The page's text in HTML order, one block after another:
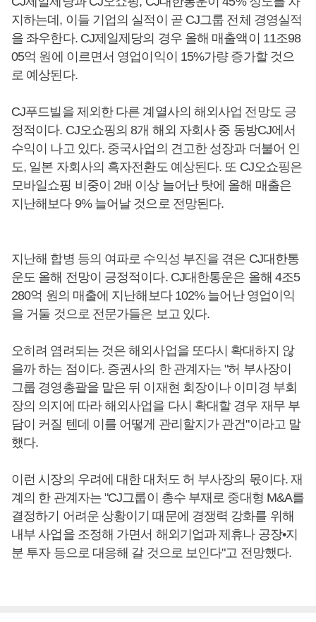
지하는데, 이들 기업의 실적이 곧 CJ그룹 전체 경영실적
을 좌우한다. CJ제일제당의 경우 올해 매출액이 11조98
05억 원에 이르면서 영업이익이 15%가량 증가할 것으
로 예상된다.
CJ푸드빌을 제외한 다른 계열사의 해외사업 전망도 긍
정적이다. CJ오쇼핑의 8개 해외 자회사 중 동방CJ에서
수익이 나고 있다. 중국사업의 견고한 성장과 더불어 인
도, 일본 자회사의 흑자전환도 예상된다. 또 CJ오쇼핑은
모바일쇼핑 비중이 2배 이상 늘어난 탓에 올해 매출은
지난해보다 9% 늘어날 것으로 전망된다.
지난해 합병 등의 여파로 수익성 부진을 겪은 CJ대한통
운도 올해 전망이 긍정적이다. CJ대한통운은 올해 4조5
280억 원의 매출에 지난해보다 102% 늘어난 영업이익
을 거둘 것으로 전문가들은 보고 있다.
오히려 염려되는 것은 해외사업을 또다시 확대하지 않
을까 하는 점이다. 증권사의 한 관계자는 "허 부사장이
그룹 경영총괄을 맡은 뒤 이재현 회장이나 이미경 부회
장의 의지에 따라 해외사업을 다시 확대할 경우 재무 부
담이 커질 텐데 이를 어떻게 관리할지가 관건"이라고 말
했다.
이런 시장의 우려에 대한 대처도 허 부사장의 몫이다. 재
계의 한 관계자는 "CJ그룹이 총수 부재로 중대형 M&A를
결정하기 어려운 상황이기 때문에 경쟁력 강화를 위해
내부 사업을 조정해 가면서 해외기업과 제휴나 공장•지
분 투자 등으로 대응해 갈 것으로 보인다"고 전망했다.